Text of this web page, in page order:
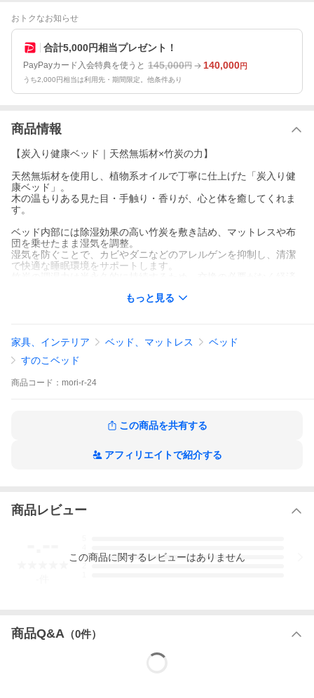
おトクなお知らせ
合計5,000円相当プレゼント！
PayPayカード入会特典を使うと 145,000円 140,000円
うち2,000円相当は利用先・期間限定。他条件あり
商品情報
【炭入り健康ベッド｜天然無垢材×竹炭の力】
天然無垢材を使用し、植物系オイルで丁寧に仕上げた「炭入り健
康ベッド」。
木の温もりある見た目・手触り・香りが、心と体を癒してくれま
す。
ベッド内部には除湿効果の高い竹炭を敷き詰め、マットレスや布
団を乗せたまま湿気を調整。
湿気を防ぐことで、カビやダニなどのアレルゲンを抑制し、清潔
で快適な睡眠環境をサポートします。
カビやダニを抑えて健康的に眠りたい方
【使いやすさの工夫】
薄型マットレスや敷布団をそのまま直敷き可能
床面すのこの隙間が小さく違和感なし
天然素材と竹炭の力で、毎日の眠りをより健やかに。
サイズ：幅1,234mm 長さ2,132mm 高さ800mm 床高さ400mm、
色：オーク色（基本）／ウォールナット色（受注生産）
納期：受注後、お客様と打合せによる
もっと見る
家具、インテリア ベッド、マットレス
ベッド
すのこベッド
商品 コード： mori-r-24
この商品を共有する
アフィリエイトで紹介する
商品レビュー
3
この商品に関するレビューはありません
商品Q&A （0件）